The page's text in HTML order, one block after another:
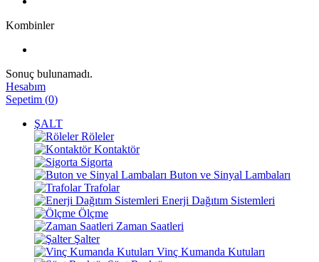
Kombinler
Sonuç bulunamadı.
Hesabım
Sepetim (0)
ŞALT
Röleler
Kontaktör
Sigorta
Buton ve Sinyal Lambaları
Trafolar
Enerji Dağıtım Sistemleri
Ölçme
Zaman Saatleri
Şalter
Vinç Kumanda Kutuları